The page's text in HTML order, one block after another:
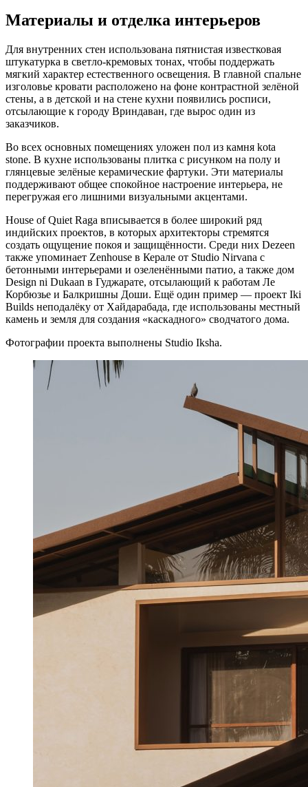
Материалы и отделка интерьеров
Для внутренних стен использована пятнистая известковая
штукатурка в светло-кремовых тонах, чтобы поддержать
мягкий характер естественного освещения. В главной спальне
изголовье кровати расположено на фоне контрастной зелёной
стены, а в детской и на стене кухни появились росписи,
отсылающие к городу Вриндаван, где вырос один из
заказчиков.
Во всех основных помещениях уложен пол из камня kota
stone. В кухне использованы плитка с рисунком на полу и
глянцевые зелёные керамические фартуки. Эти материалы
поддерживают общее спокойное настроение интерьера, не
перегружая его лишними визуальными акцентами.
House of Quiet Raga вписывается в более широкий ряд
индийских проектов, в которых архитекторы стремятся
создать ощущение покоя и защищённости. Среди них Dezeen
также упоминает Zenhouse в Керале от Studio Nirvana с
бетонными интерьерами и озеленёнными патио, а также дом
Design ni Dukaan в Гуджарате, отсылающий к работам Ле
Корбюзье и Балкришны Доши. Ещё один пример — проект Iki
Builds неподалёку от Хайдарабада, где использованы местный
камень и земля для создания «каскадного» сводчатого дома.
Фотографии проекта выполнены Studio Iksha.